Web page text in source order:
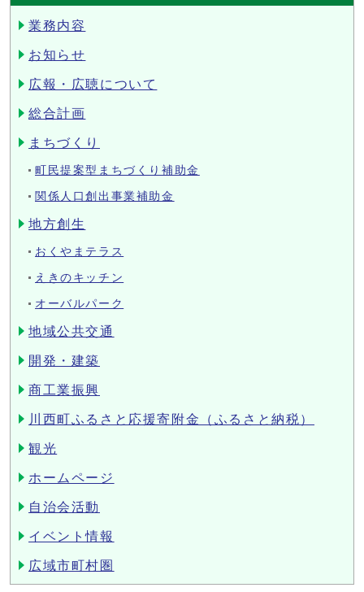
業務内容
お知らせ
広報・広聴について
総合計画
まちづくり
町民提案型まちづくり補助金
関係人口創出事業補助金
地方創生
おくやまテラス
えきのキッチン
オーバルパーク
地域公共交通
開発・建築
商工業振興
川西町ふるさと応援寄附金（ふるさと納税）
観光
ホームページ
自治会活動
イベント情報
広域市町村圏